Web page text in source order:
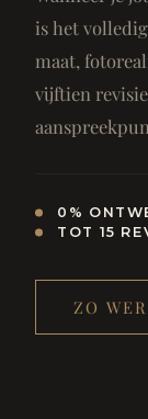
is het
maat,
vijftien
0%
TOT 15
ZO